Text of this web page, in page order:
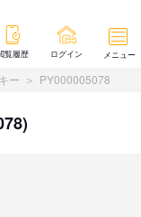
覧履歴 ログイン メニュー
ー PY000005078